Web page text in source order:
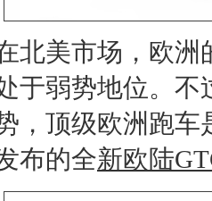
美市场，欧洲
于弱势地位。不
，顶级欧洲 跑车
布的全新欧陆